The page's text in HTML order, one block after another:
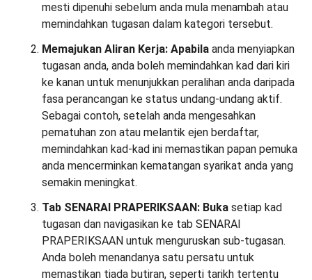
mesti dipenuhi sebelum anda mula menambah atau
memindahkan tugasan dalam kategori tersebut.
Memajukan Aliran Kerja: Apabila anda menyiapkan
tugasan anda, anda boleh memindahkan kad dari kiri
ke kanan untuk menunjukkan peralihan anda daripada
fasa perancangan ke status undang-undang aktif.
Sebagai contoh, setelah anda mengesahkan
pematuhan zon atau melantik ejen berdaftar,
memindahkan kad-kad ini memastikan papan pemuka
anda mencerminkan kematangan syarikat anda yang
semakin meningkat.
Tab SENARAI PRAPERIKSAAN: Buka setiap kad
tugasan dan navigasikan ke tab SENARAI
PRAPERIKSAAN untuk menguruskan sub-tugasan.
Anda boleh menandanya satu persatu untuk
memastikan tiada butiran, seperti tarikh tertentu